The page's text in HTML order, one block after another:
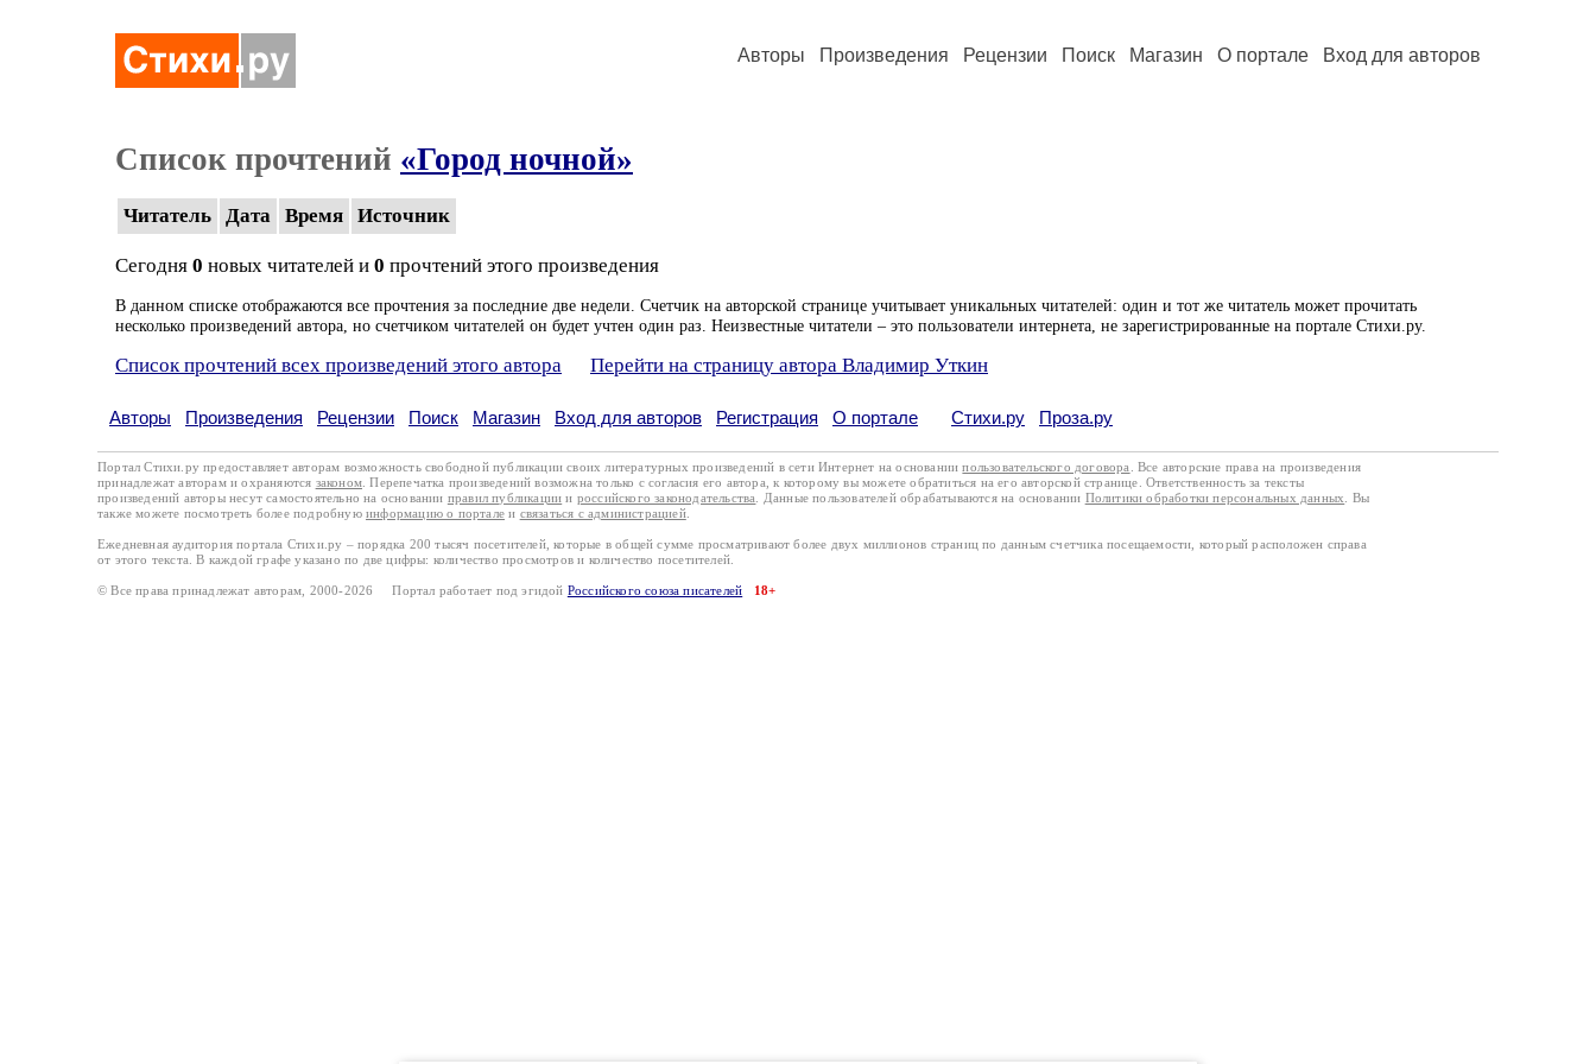
Авторы Произведения Рецензии Поиск Магазин О портале Вход для авторов
Список прочтений «Город ночной»
Читатель Дата Время Источник
Сегодня 0 новых читателей и 0 прочтений этого произведения
В данном списке отображаются все прочтения за последние две недели. Счетчик на авторской странице учитывает уникальных читателей: один и тот же читатель может прочитать
несколько произведений автора, но счетчиком читателей он будет учтен один раз. Неизвестные читатели – это пользователи интернета, не зарегистрированные на портале Стихи.ру.
Список прочтений всех произведений этого автора Перейти на страницу автора Владимир Уткин
Авторы Произведения Рецензии Поиск Магазин Вход для авторов Регистрация О портале Стихи.ру Проза.ру
Портал Стихи.ру предоставляет авторам возможность свободной публикации своих литературных произведений в сети Интернет на основаниипользовательского договора
. Все авторские права на произведения
принадлежат авторам и охраняются законом . Перепечатка произведений возможна только с согласия его автора, к которому вы можете обратиться на его авторской странице. Ответственность за тексты
произведений авторы несут самостоятельно на основании правил публикации и российского законодательства . Данные пользователей обрабатываются на основании Политики обработки персональных данных
. Вы
также можете посмотреть более подробную информацию о портале и связаться с администрацией.
Ежедневная аудитория портала Стихи.ру – порядка 200 тысяч посетителей, которые в общей сумме просматривают более двух миллионов страниц по данным счетчика посещаемости, который расположен справа
от этого текста. В каждой графе указано по две цифры: количество просмотров и количество посетителей.
© Все права принадлежат авторам, 2000-2026 Портал работает под эгидой Российского союза писателей 18+